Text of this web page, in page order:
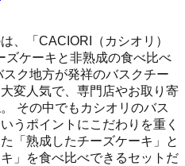
、「CACIORI（カシオリ）
ズケーキと非熟成の食べ比べ
ク地方が発祥のバスクチー
変人気で、専門店やお取り寄
その中でもカシオリのバス
うポイントにこだわりを重く
「熟成したチーズケーキ」と
」を食べ比べできるセットだ